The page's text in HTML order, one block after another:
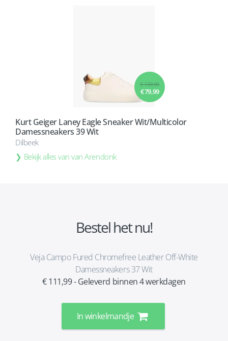
€ 159,99
€ 79,99
Kurt Geiger Laney Eagle Sneaker Wit/Multicolor
Damessneakers 39 Wit
Dilbeek
Bekijk alles van van Arendonk
Bestel het nu!
Veja Campo Fured Chromefree Leather Off-White
Damessneakers 37 Wit
€ 111,99 - Geleverd binnen 4 werkdagen
In winkelmandje